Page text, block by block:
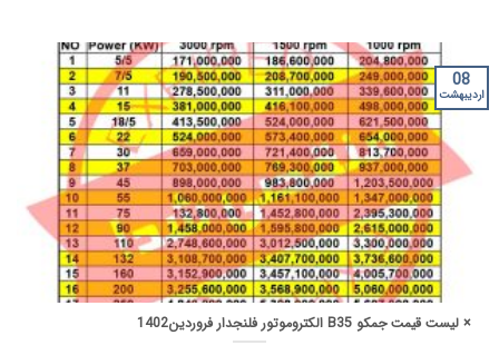
× لیست قیمت جمکو B35 الکتروموتور فلنجدار فروردین1402
08
اردیبهشت